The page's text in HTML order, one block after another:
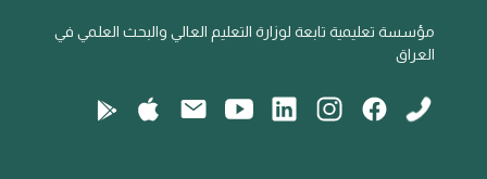
مؤسسة تعليمية تابعة لوزارة التعليم العالي والبحث العلمي في
العراق